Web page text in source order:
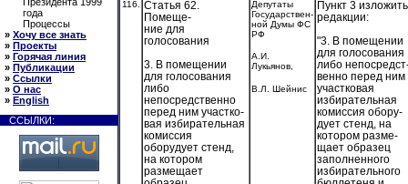
года
Процессы
» Хочу все знать
» Проекты
» Горячая линия
» Публикации
» Ссылки
» О нас
» English
ССЫЛКИ:
116.
Статья 62.
Помеще-
ние для
голосования
3. В помещении
для голосования
либо
непосредственно
перед ним участко-
вая избирательная
комиссия
оборудует стенд,
на котором
размещает
Депутаты
Государствен-
ной Думы ФС
РФ
А.И.
Лукьянов,
В.Л. Шейнис
Пункт 3
редакции:
"3. В помещении
для голосования
либо
венно перед ним
участковая
избирательная
комиссия обору-
дует стенд, на
котором разме-
щает образец
заполненного
избирательного